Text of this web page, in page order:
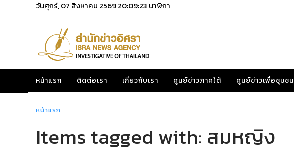
วันศุกร์, 07 สิงหาคม 256920:09:23 นาฬิกา
หน้าแรก ติดต่อเรา เกี่ยวกับเรา ศูนย์ข่าวภาคใต้ ศูนย์ข่าวเพื่อชุมชน
หน้าแรก
Items tagged with: สมหญิง